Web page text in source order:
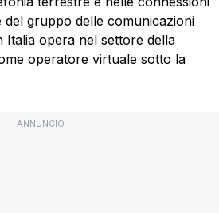
del gruppo delle comunicazioni
Italia opera nel settore della
operatore virtuale sotto la
ANNUNCIO